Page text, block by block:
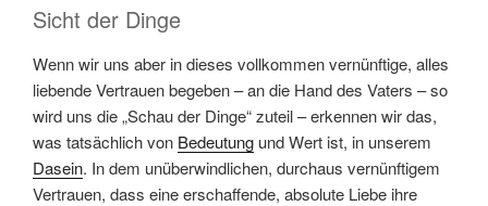
Sicht der Dinge
Wenn wir uns aber in dieses vollkommen vernünftige, alles
liebende Vertrauen begeben – an die Hand des Vaters – so
wird uns die „Schau der Dinge“ zuteil – erkennen wir das,
was tatsächlich von Bedeutung und Wert ist, in unserem
Dasein. In dem unüberwindlichen, durchaus vernünftigem
Vertrauen, dass eine erschaffende, absolute Liebe ihre